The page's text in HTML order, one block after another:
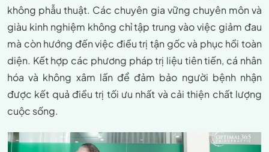
không phẫu thuật. Các chuyên gia vững chuyên môn và
giàu kinh nghiệm không chỉ tập trung vào việc giảm đau
mà còn hướng đến việc điều trị tận gốc và phục hồi toàn
diện. Kết hợp các phương pháp trị liệu tiên tiến, cá nhân
hóa và không xâm lấn để đảm bảo người bệnh nhận
được kết quả điều trị tối ưu nhất và cải thiện chất lượng
cuộc sống.